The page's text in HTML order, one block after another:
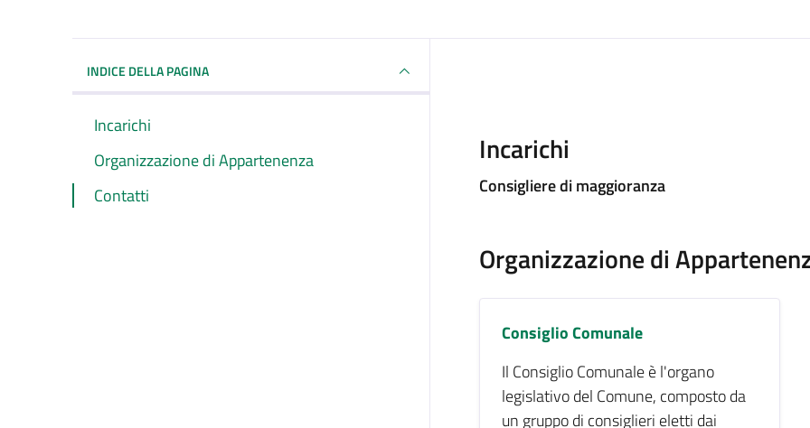
INDICE DELLA PAGINA
Incarichi
Organizzazione di Appartenenza
Contatti
Incarichi
Consigliere di maggioranza
Organizzazione di
Consiglio Comunale
Il Consiglio Comunale è l'organo
legislativo del Comune, composto da
un gruppo di consiglieri eletti dai